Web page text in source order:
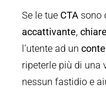
Se le tue CTAsono
accattivante, chiare
l’utente ad un
ripeterle più di una
nessun fastidio e